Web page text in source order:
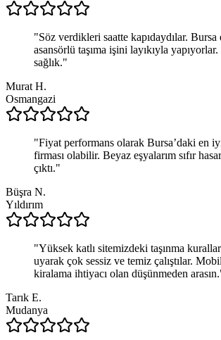
"Söz verdikleri saatte kapıdaydılar. Bursa
asansörlü taşıma işini layıkıyla
sağlık."
Murat H.
Osmangazi
"Fiyat performans olarak Bursa’daki en
firması olabilir. Beyaz eşyalarım sıfır
çıktı."
Büşra N.
Yıldırım
"Yüksek katlı sitemizdeki taşınma
uyarak çok sessiz ve temiz çalıştılar.
kiralama ihtiyacı olan düşünmeden arasın.
Tarık E.
Mudanya